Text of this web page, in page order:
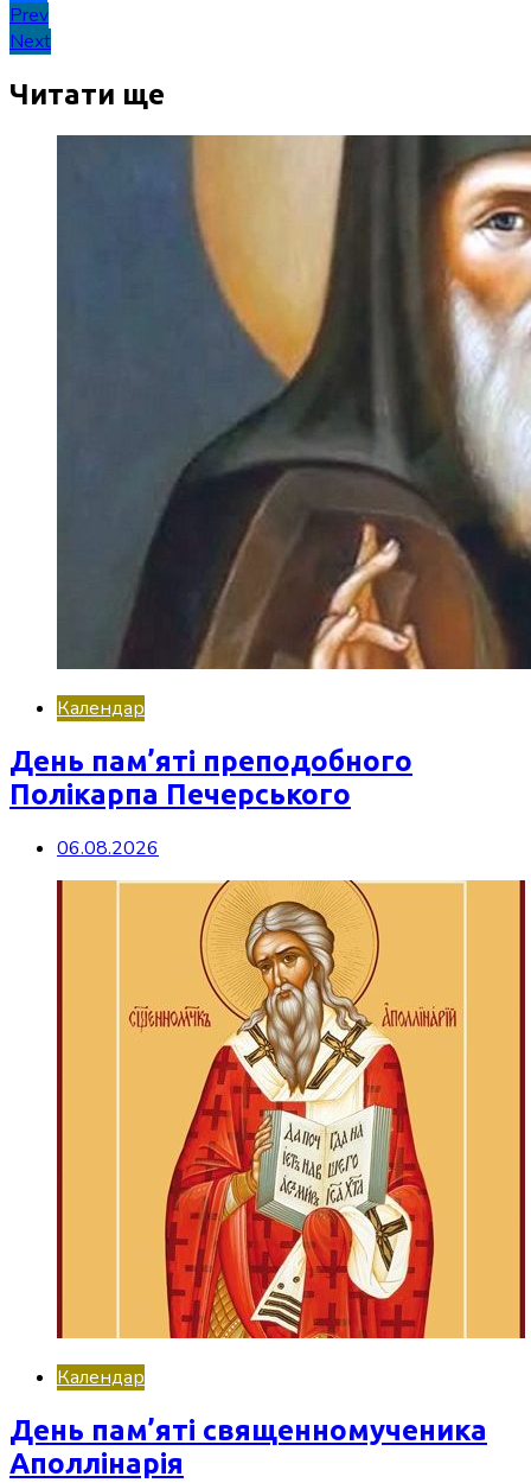
Поділитися
Навігація
записів
Prev
Next
Читати ще
Календар
День пам’яті преподобного
Полікарпа Печерського
06.08.2026
Календар
День пам’яті священномученика
Аполлінарія